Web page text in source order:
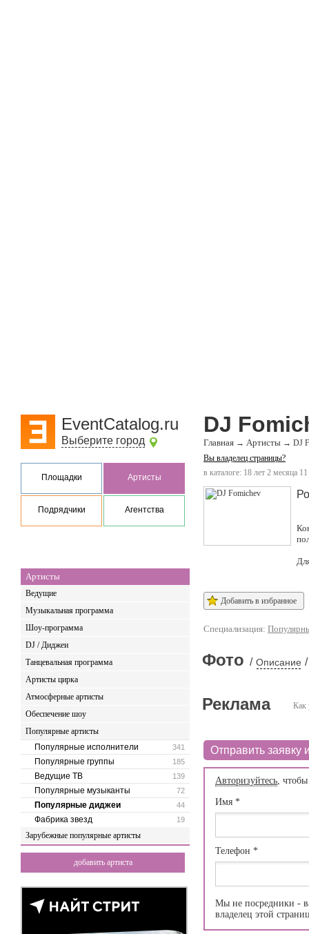
EventCatalog.ru
Выберите город
Площадки Артисты
Подрядчики Агентства
Артисты
Ведущие
Музыкальная программа
Шоу-программа
DJ / Диджеи
Танцевальная программа
Артисты цирка
Атмосферные артисты
Обеспечение шоу
Популярные артисты
341
Популярные исполнители
185
Популярные группы
139
Ведущие ТВ
72
Популярные музыканты
44
Популярные диджеи
19
Фабрика звезд
Зарубежные популярные артисты
добавить артиста
DJ
Главная → Артисты → DJ
Вы владелец страницы?
в каталоге: 18 лет 2 месяца
Добавить в избранное
Специализация:
Фото / Описание /
Как
Реклама
Отправить заявку
Авторизуйтесь,
Имя *
Телефон *
Мы не посредники -
владелец этой